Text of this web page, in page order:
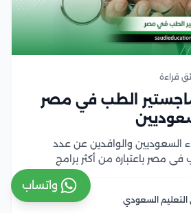
الطب في مصر
السعوديين والوافدين عن عدد
مصر باعتباره من أكثر برامج
لما يوفره من تأهيل أكاديمي متقدم
والمستشفيات التعليمية،
مدة دراسة الماجستير في...
السعودي
واتساب